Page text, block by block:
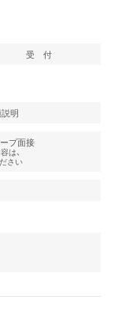
受 付
明
プ面接
は、
さい